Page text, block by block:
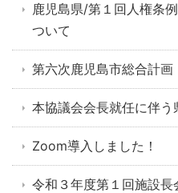
鹿児島県/第１回人権条
ついて
第六次鹿児島市総合計画
本協議会会長就任に伴
Zoom導入しました！
令和３年度第１回施設長